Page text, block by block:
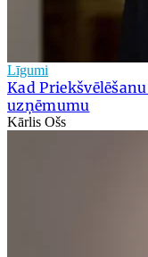
Līgumi
Kad
uzņēmumu
Kārlis Ošs